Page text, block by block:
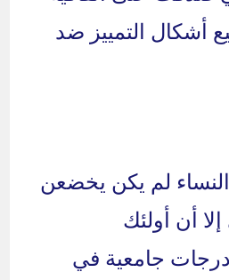
أشكال التمييز ضد
لم يكن يخضعن
إلا أن أولئك
جامعية في